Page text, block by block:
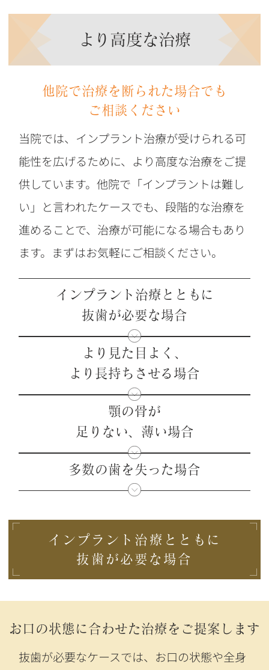
より高度な治療
他院で治療を断られた場合でも
ご相談ください
当院では、インプラント治療が受けられる可
能性を広げるために、より高度な治療をご提
供しています。他院で「インプラントは難し
い」と言われたケースでも、段階的な治療を
進めることで、治療が可能になる場合もあり
ます。まずはお気軽にご相談ください。
インプラント治療とともに
抜歯が必要な場合
より見た目よく、
より長持ちさせる場合
顎の骨が
足りない、薄い場合
多数の歯を失った場合
インプラント治療とともに
抜歯が必要な場合
お口の状態に合わせた治療をご提案します
抜歯が必要なケースでは、お口の状態や全身